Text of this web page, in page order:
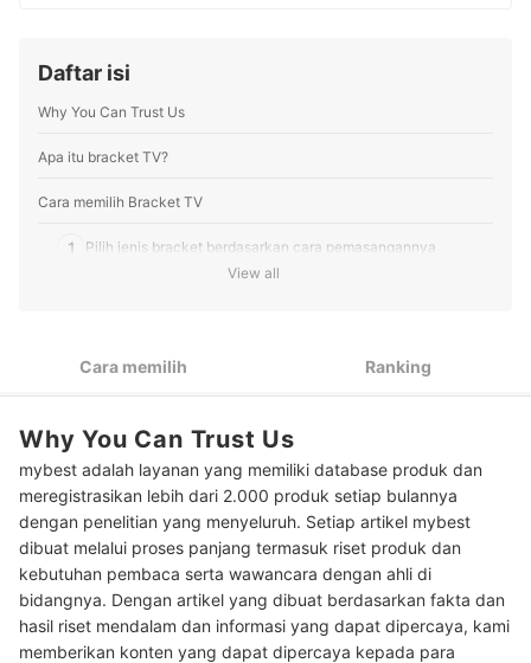
yang akurat, tepercaya, dan bermanfaat bagi pembaca
Profil Dominiko Dhany
Daftar isi
Why You Can Trust Us
Apa itu bracket TV?
Cara memilih Bracket TV
1 Pilih jenis bracket berdasarkan cara pemasangannya
4 Sesuaikan dengan ukuran TV
5 Periksa beban maksimal yang bisa ditopang
Peringkat Bracket TV Terbaik
Baca juga rekomendasi perlengkapan ruang TV lainnya di sini
View all
Cara memilih Ranking
Why You Can Trust Us
mybest adalah layanan yang memiliki database produk dan
meregistrasikan lebih dari 2.000 produk setiap bulannya
dengan penelitian yang menyeluruh. Setiap artikel mybest
dibuat melalui proses panjang termasuk riset produk dan
kebutuhan pembaca serta wawancara dengan ahli di
bidangnya. Dengan artikel yang dibuat berdasarkan fakta dan
hasil riset mendalam dan informasi yang dapat dipercaya, kami
memberikan konten yang dapat dipercaya kepada para